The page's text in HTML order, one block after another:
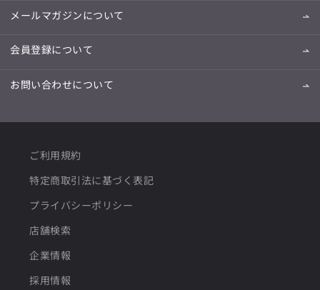
メールマガジンについて
会員登録について
お問い合わせについて
ご利用規約
特定商取引法に基づく表記
プライバシーポリシー
店舗検索
企業情報
採用情報